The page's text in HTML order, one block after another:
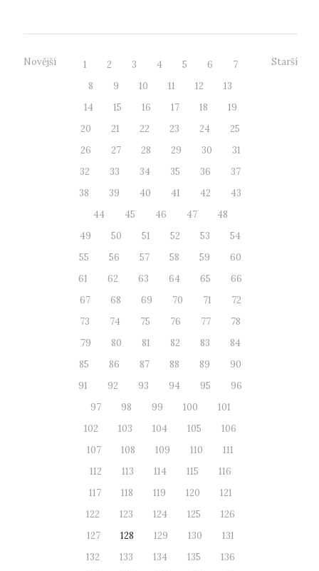
Novější 1 2 3 4 5 6
7
8
9 10 11 12
13
14
15 16 17 18
19
20
21 22 23 24
25
26
27 28 29 30
31
32
33 34 35 36
37
38
39 40 41 42
43
44
45 46 47
48
49
50 51 52 53
54
55
56 57 58 59
60
61
62 63 64 65
66
67
68 69 70 71
72
73
74 75 76 77
78
79
80 81 82 83
84
85
86 87 88 89
90
91
92 93 94 95
96
97
98 99 100
101
102
103 104 105
106
107
108 109 110
111
112
113 114 115
116
117
118 119 120
121
122
123 124 125
126
127
128 129 130
131
132
133 134 135
136
Starší